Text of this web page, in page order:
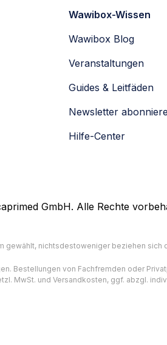
Wawibox-Wissen
Wawibox Blog
Veranstaltungen
Guides & Leitfäden
Newsletter
Hilfe-Center
GmbH. Alle Rechte
nichtsdestoweniger beziehen sich
Bestellungen von Fachfremden oder
MwSt. und Versandkosten, ggf. abzgl.